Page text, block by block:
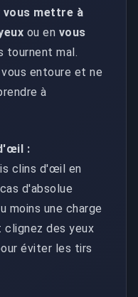
vous mettre à
ou en vous
tournent mal.
entoure et ne
à
:
clins d'œil en
d'absolue
moins une charge
clignez des yeux
éviter les tirs